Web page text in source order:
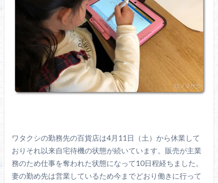
ワタクシの勤務先の百貨店は4月11日（土）から休業して
おりそれ以来自宅待機の状態が続いています。販売が主業
務のため仕事を奪われた状態になって10日程経ちました。
妻の勤め先は営業しているため今までどおり働きに行って